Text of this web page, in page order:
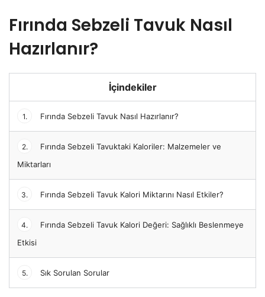
Fırında Sebzeli Tavuk Nasıl
Hazırlanır?
İçindekiler
1. Fırında Sebzeli Tavuk Nasıl Hazırlanır?
2.
Fırında Sebzeli Tavuktaki Kaloriler: Malzemeler ve
Miktarları
3. Fırında Sebzeli Tavuk Kalori Miktarını Nasıl Etkiler?
4.
Fırında Sebzeli Tavuk Kalori Değeri: Sağlıklı Beslenmeye
Etkisi
5. Sık Sorulan Sorular